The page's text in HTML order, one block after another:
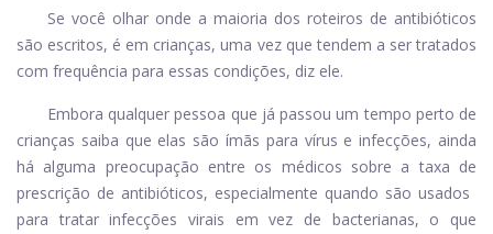
Se você olhar onde a maioria dos roteiros de antibióticos
são escritos, é em crianças, uma vez que tendem a ser tratados
com frequência para essas condições, diz ele.
Embora qualquer pessoa que já passou um tempo perto de
crianças saiba que elas são ímãs para vírus e infecções, ainda
há alguma preocupação entre os médicos sobre a taxa de
prescrição de antibióticos, especialmente quando são usados ​​
para tratar infecções virais em vez de bacterianas, o que